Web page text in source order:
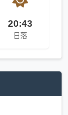
20:43
日落